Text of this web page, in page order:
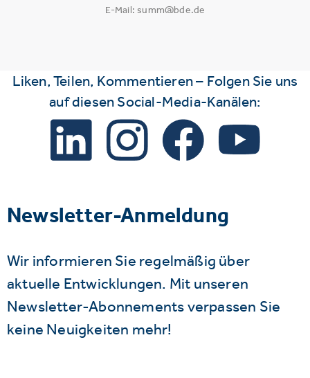
E-Mail: summ@bde.de
Liken, Teilen, Kommentieren – Folgen Sie uns
auf diesen Social-Media-Kanälen:
Newsletter-Anmeldung
Wir informieren Sie regelmäßig über
aktuelle Entwicklungen. Mit unseren
Newsletter-Abonnements verpassen Sie
keine Neuigkeiten mehr!